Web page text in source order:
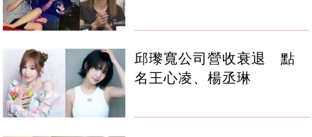
邱瓈寬公司營收衰退 點
名王心凌、楊丞琳